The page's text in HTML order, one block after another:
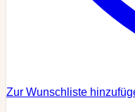
Zur Wunschliste